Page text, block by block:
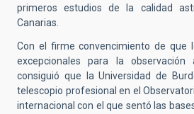
primeros estudios de la calidad
Canarias.
Con el firme convencimiento de que
excepcionales para la observación
consiguió que la Universidad de
telescopio profesional en el
internacional con el que sentó las